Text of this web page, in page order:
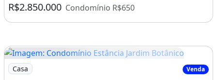
R$2.850.000 Condomínio R$650
Imagem: Condomínio Estância Jardim Botânico
Casa Venda